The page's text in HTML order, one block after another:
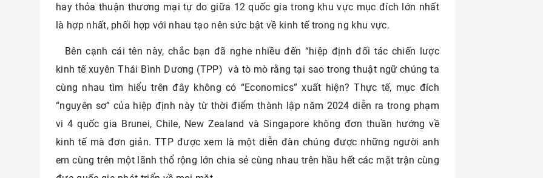
hay thỏa thuận thương mại tự do giữa 12 quốc gia trong khu vực mục đích lớn nhất
là hợp nhất, phối hợp với nhau tạo nên sức bật về kinh tế trong ng khu vực.
Bên cạnh cái tên này, chắc bạn đã nghe nhiều đến “hiệp định đối tác chiến lược
kinh tế xuyên Thái Bình Dương (TPP) và tò mò rằng tại sao trong thuật ngữ chúng ta
cùng nhau tìm hiểu trên đây không có “Economics” xuất hiện? Thực tế, mục đích
“nguyên sơ” của hiệp định này từ thời điểm thành lập năm 2024 diễn ra trong phạm
vi 4 quốc gia Brunei, Chile, New Zealand và Singapore không đơn thuần hướng về
kinh tế mà đơn giản. TTP được xem là một diễn đàn chúng được những người anh
em cùng trên một lãnh thổ rộng lớn chia sẻ cùng nhau trên hầu hết các mặt trận cùng